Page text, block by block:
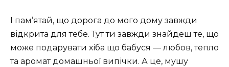
І пам’ятай, що дорога до мого дому завжди
відкрита для тебе. Тут ти завжди знайдеш те, що
може подарувати хіба що бабуся — любов, тепло
та аромат домашньої випічки. А це, мушу